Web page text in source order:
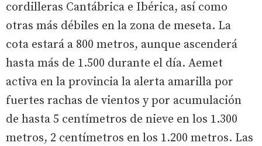
cordilleras Cantábrica e Ibérica, así como
otras más débiles en la zona de meseta. La
cota estará a 800 metros, aunque ascenderá
hasta más de 1.500 durante el día. Aemet
activa en la provincia la alerta amarilla por
fuertes rachas de vientos y por acumulación
de hasta 5 centímetros de nieve en los 1.300
metros, 2 centímetros en los 1.200 metros. Las